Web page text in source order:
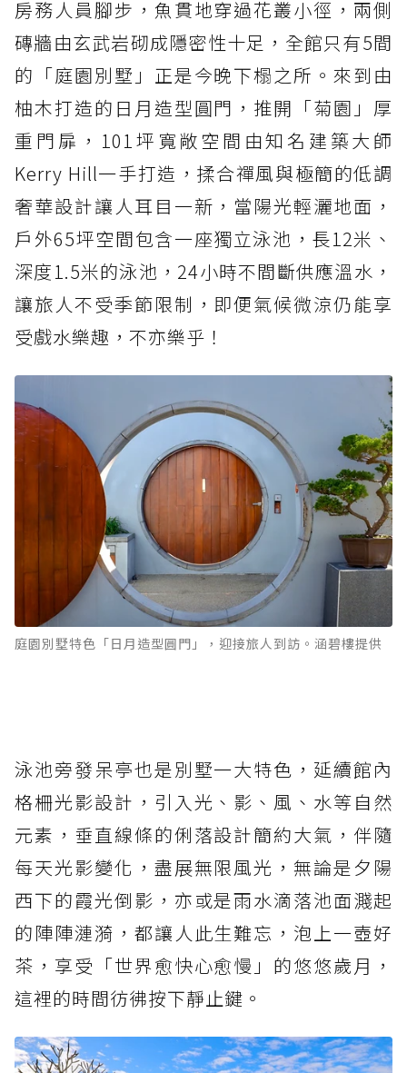
房務人員腳步，魚貫地穿過花叢小徑，兩側
磚牆由玄武岩砌成隱密性十足，全館只有5間
的「庭園別墅」正是今晚下榻之所。來到由
柚木打造的日月造型圓門，推開「菊園」厚
重門扉，101坪寬敞空間由知名建築大師
Kerry Hill一手打造，揉合禪風與極簡的低調
奢華設計讓人耳目一新，當陽光輕灑地面，
戶外65坪空間包含一座獨立泳池，長12米、
深度1.5米的泳池，24小時不間斷供應溫水，
讓旅人不受季節限制，即便氣候微涼仍能享
受戲水樂趣，不亦樂乎！
庭園別墅特色「日月造型圓門」，迎接旅人到訪。涵碧樓提供
泳池旁發呆亭也是別墅一大特色，延續館內
格柵光影設計，引入光、影、風、水等自然
元素，垂直線條的俐落設計簡約大氣，伴隨
每天光影變化，盡展無限風光，無論是夕陽
西下的霞光倒影，亦或是雨水滴落池面濺起
的陣陣漣漪，都讓人此生難忘，泡上一壺好
茶，享受「世界愈快心愈慢」的悠悠歲月，
這裡的時間彷彿按下靜止鍵。